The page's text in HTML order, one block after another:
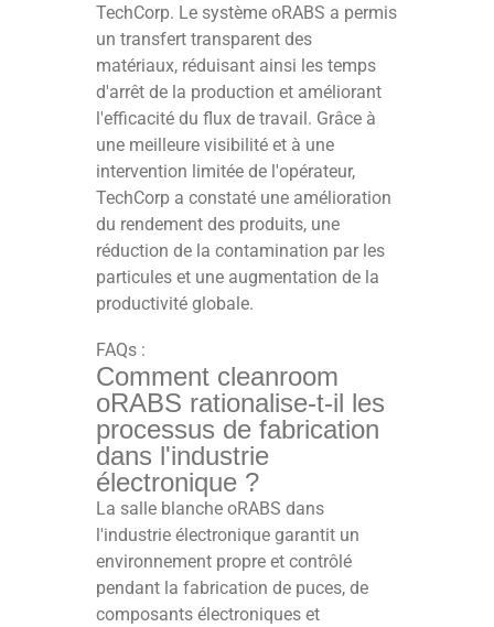
TechCorp. Le système oRABS a permis
un transfert transparent des
matériaux, réduisant ainsi les temps
d'arrêt de la production et améliorant
l'efficacité du flux de travail. Grâce à
une meilleure visibilité et à une
intervention limitée de l'opérateur,
TechCorp a constaté une amélioration
du rendement des produits, une
réduction de la contamination par les
particules et une augmentation de la
productivité globale.
FAQs :
Comment cleanroom
oRABS rationalise-t-il les
processus de fabrication
dans l'industrie
électronique ?
La salle blanche oRABS dans
l'industrie électronique garantit un
environnement propre et contrôlé
pendant la fabrication de puces, de
composants électroniques et